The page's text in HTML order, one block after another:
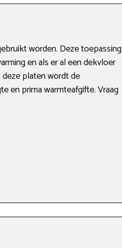
worden. Deze toepassing
en als er al een dekvloer
platen wordt de
en prima warmteafgifte. Vraag